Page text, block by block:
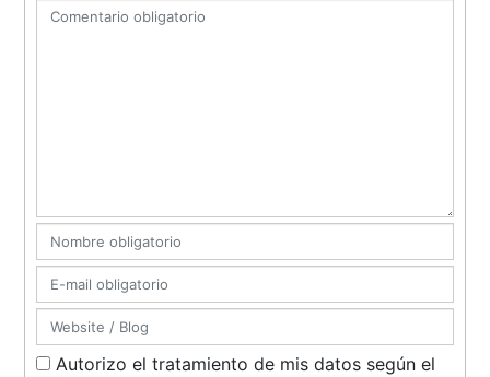
Autorizo el tratamiento de mis datos según el